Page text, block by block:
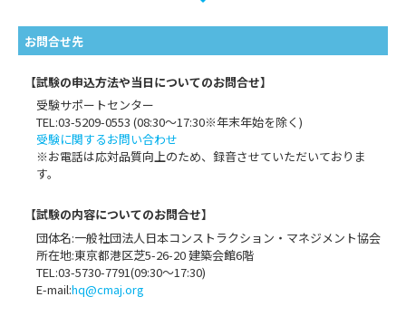
お問合せ先
【試験の申込方法や当日についてのお問合せ】
受験サポートセンター
TEL:03-5209-0553 (08:30〜17:30※年末年始を除く)
受験に関するお問い合わせ
※お電話は応対品質向上のため、録音させていただいておりま
す。
【試験の内容についてのお問合せ】
団体名:一般社団法人日本コンストラクション・マネジメント協会
所在地:東京都港区芝5-26-20 建築会館6階
TEL:03-5730-7791(09:30～17:30)
E-mail:hq@cmaj.org